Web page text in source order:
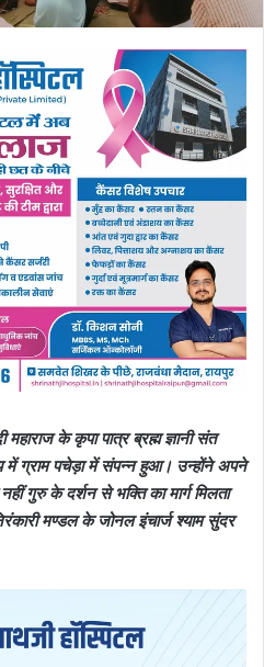
महाराज के कृपा पात्र ब्रह्म ज्ञानी संत
में ग्राम पचेड़ा में संपन्न हुआ। उन्होंने अपने
गुरु के दर्शन से भक्ति का मार्ग मिलता
मण्डल के जोनल इंचार्ज श्याम सुंदर